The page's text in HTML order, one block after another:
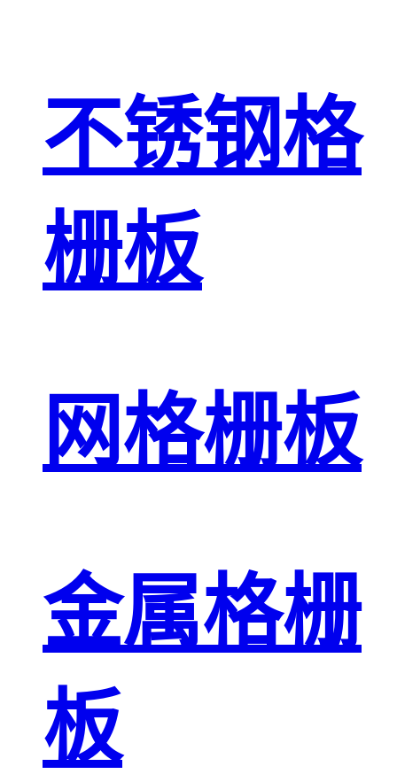
不锈钢格
栅板
网格栅板
金属格栅
板